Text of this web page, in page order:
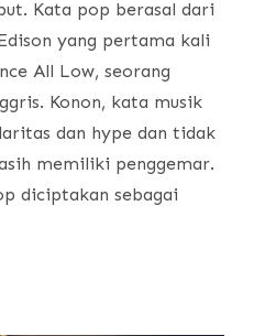
Kata pop berasal dari
yang pertama kali
All Low, seorang
Konon, kata musik
dan hype dan tidak
memiliki penggemar.
diciptakan sebagai